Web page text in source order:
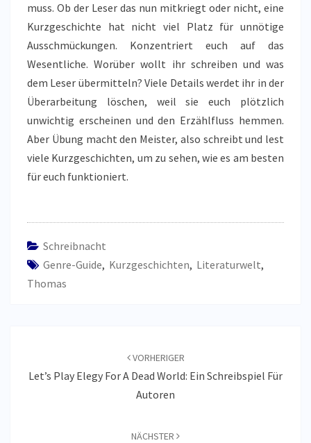
muss. Ob der Leser das nun mitkriegt oder nicht, eine
Kurzgeschichte hat nicht viel Platz für unnötige
Ausschmückungen. Konzentriert euch auf das
Wesentliche. Worüber wollt ihr schreiben und was
dem Leser übermitteln? Viele Details werdet ihr in der
Überarbeitung löschen, weil sie euch plötzlich
unwichtig erscheinen und den Erzählfluss hemmen.
Aber Übung macht den Meister, also schreibt und lest
viele Kurzgeschichten, um zu sehen, wie es am besten
für euch funktioniert.
Schreibnacht
Genre-Guide, Kurzgeschichten, Literaturwelt,
Thomas
VORHERIGER
Let’s Play Elegy For A Dead World: Ein Schreibspiel Für
Autoren
NÄCHSTER